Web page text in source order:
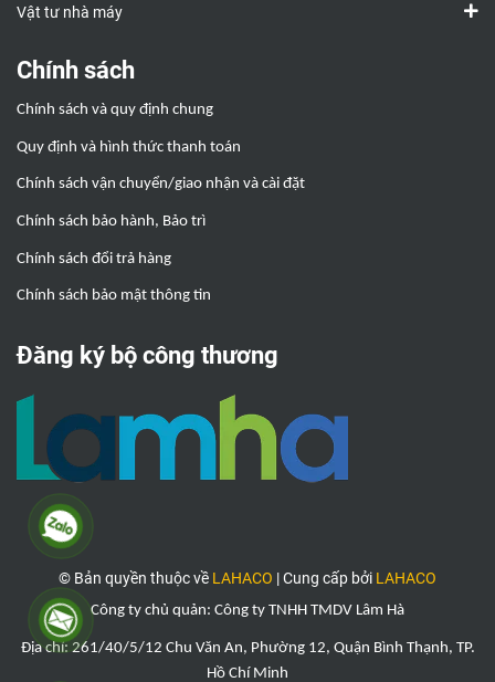
Vật tư nhà máy
Chính sách
Chính sách và quy định chung
Quy định và hình thức thanh toán
Chính sách vận chuyển/giao nhận và cài đặt
Chính sách bảo hành, Bảo trì
Chính sách đổi trả hàng
Chính sách bảo mật thông tin
Đăng ký bộ công thương
© Bản quyền thuộc về LAHACO |Cung cấp bởi LAHACO
Công ty chủ quản: Công ty TNHH TMDV Lâm Hà
Địa chỉ: 261/40/5/12 Chu Văn An, Phường 12, Quận Bình Thạnh, TP.
Hồ Chí Minh